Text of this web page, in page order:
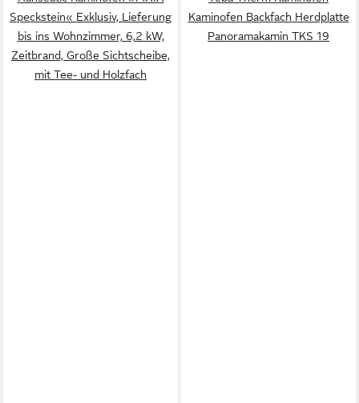
Speckstein« Exklusiv, Lieferung
bis ins Wohnzimmer, 6,2 kW,
Zeitbrand, Große Sichtscheibe,
mit Tee- und Holzfach
Kaminofen Backfach Herdplatte
Panoramakamin TKS 19